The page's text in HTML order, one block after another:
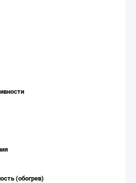
FLXS25B/ARXS25L3 - это
(обогрев)